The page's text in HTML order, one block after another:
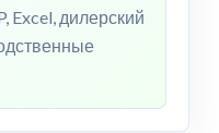
Excel, дилерский